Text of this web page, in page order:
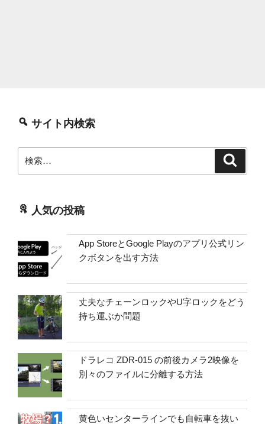
サイト内検索
索:
人気の投稿
App StoreとGoogle Playのアプリ公式リン
クボタンを出す方法
丈夫なチェーンロックやU字ロックをどう
持ち運ぶか問題
ドラレコ ZDR-015 の前後カメラ2映像を
別々のファイルに分離する方法
黄色いセンターラインでも自転車を抜い